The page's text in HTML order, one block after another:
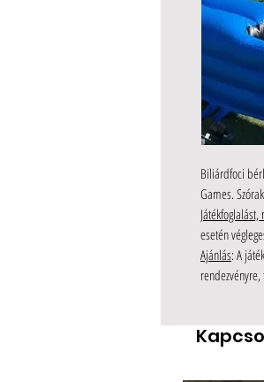
Biliárdfoci
Games.
esetén
Ajánlás: A